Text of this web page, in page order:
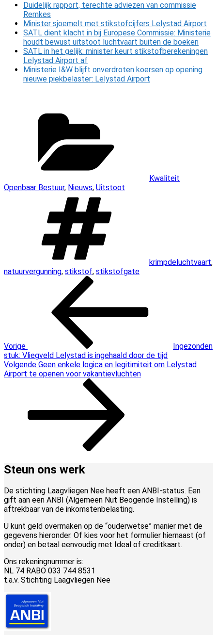
Duidelijk rapport, terechte adviezen van commissie
Remkes
Minister sjoemelt met stikstofcijfers Lelystad Airport
SATL dient klacht in bij Europese Commissie: Ministerie
houdt bewust uitstoot luchtvaart buiten de boeken
SATL in het gelijk: minister keurt stikstofberekeningen
Lelystad Airport af
Ministerie I&W blijft onverdroten koersen op opening
nieuwe piekbelaster: Lelystad Airport
Kwaliteit
Openbaar Bestuur, Nieuws, Uitstoot
krimpdeluchtvaart,
natuurvergunning, stikstof, stikstofgate
Vorige
Ingezonden
stuk: Vliegveld Lelystad is ingehaald door de tijd
Volgend
bericht
Volgende Geen enkele logica en legitimiteit om Lelystad
Airport te openen voor vakantievluchten
Steun ons werk
De stichting Laagvliegen Nee heeft een ANBI-status. Een
gift aan een ANBI (Algemeen Nut Beogende Instelling) is
aftrekbaar van de inkomstenbelasting.
U kunt geld overmaken op de “ouderwetse” manier met de
gegevens hieronder. Of kies voor het formulier hiernaast (of
onder) en betaal eenvoudig met Ideal of creditkaart.
Ons rekeningnummer is:
NL 74 RABO 033 744 8531
t.a.v. Stichting Laagvliegen Nee